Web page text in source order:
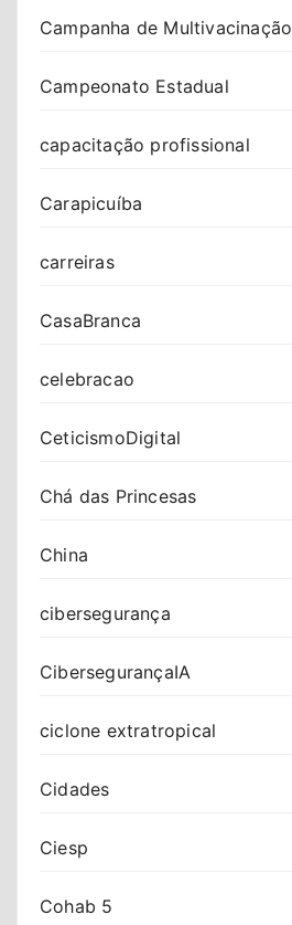
Campanha de Multivacinação
Campeonato Estadual
capacitação profissional
Carapicuíba
carreiras
CasaBranca
celebracao
CeticismoDigital
Chá das Princesas
China
cibersegurança
CibersegurançaIA
ciclone extratropical
Cidades
Ciesp
Cohab 5